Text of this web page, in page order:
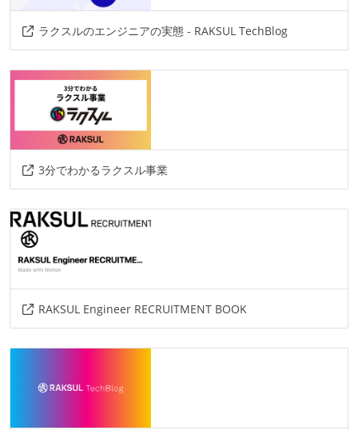
情報共有ツール
slack
notion
google-spread-sheet
ラクスルのエンジニアの実態 - RAKSUL TechBlog
3分でわかるラクスル事業
RAKSUL Engineer RECRUITMENT BOOK